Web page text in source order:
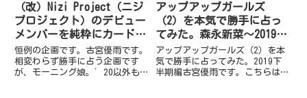
（改）Nizi Project（ニジ
プロジェクト）のデビュー
メンバーを純粋にカードか
らを占ってみました。
恒例の企画です。古宮優雨です。
相変わらず勝手に占う企画です
が、モーニング娘。’20以外も
アップアップガールズ
（2）を本気で勝手に占っ
てみた。森永新菜～2019下
半期編～
アップアップガールズ（2）を本
気で勝手に占ってみた。2019下
半期編古宮優雨です。こちらは私